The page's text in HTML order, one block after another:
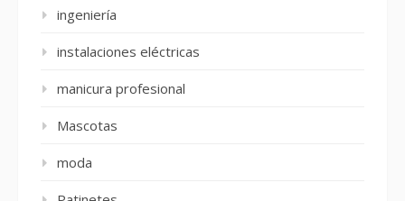
ingeniería
instalaciones eléctricas
manicura profesional
Mascotas
moda